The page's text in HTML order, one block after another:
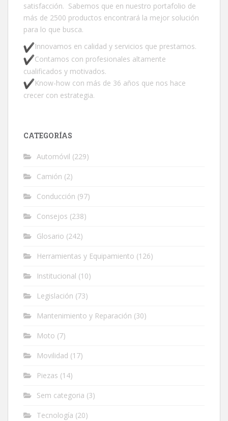
satisfacción. Sabemos que en nuestro portafolio de
más de 2500 productos encontrará la mejor solución
para lo que busca.
Innovamos en calidad y servicios que prestamos.
Contamos con profesionales altamente
cualificados y motivados.
Know-how con más de 36 años que nos hace
crecer con estrategia.
CATEGORÍAS
Automóvil (229)
Camión (2)
Conducción (97)
Consejos (238)
Glosario (242)
Herramientas y Equipamiento (126)
Institucional (10)
Legislación (73)
Mantenimiento y Reparación (30)
Moto (7)
Movilidad (17)
Piezas (14)
Sem categoria (3)
Tecnología (20)